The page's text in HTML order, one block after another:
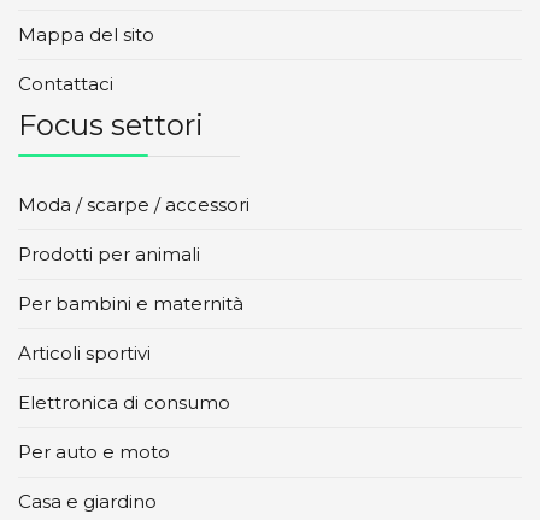
Mappa del sito
Contattaci
Focus settori
Moda / scarpe / accessori
Prodotti per animali
Per bambini e maternità
Articoli sportivi
Elettronica di consumo
Per auto e moto
Casa e giardino